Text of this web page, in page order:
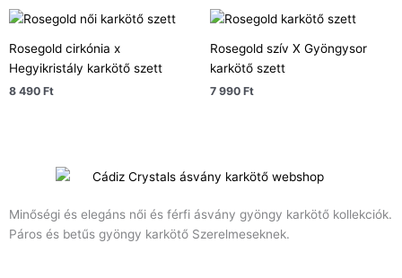
Rosegold cirkónia x
Hegyikristály karkötő szett
8 490 Ft
Rosegold szív X Gyöngysor
karkötő szett
7 990 Ft
Minőségi és elegáns női és férfi ásvány gyöngy karkötő kollekciók.
Páros és betűs gyöngy karkötő Szerelmeseknek.